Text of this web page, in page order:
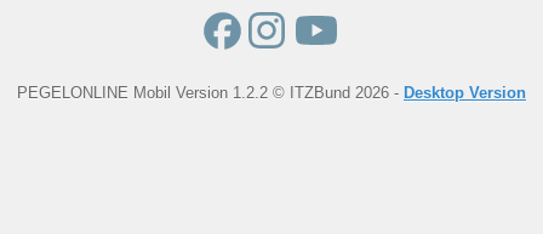
PEGELONLINE Mobil Version 1.2.2 © ITZBund 2026 - Desktop Version